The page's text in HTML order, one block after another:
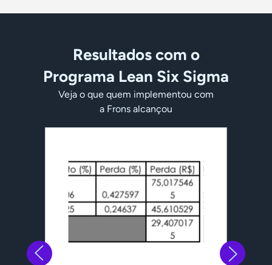
Resultados com o
Programa Lean Six Sigma
Veja o que quem implementou com
a Frons alcançou